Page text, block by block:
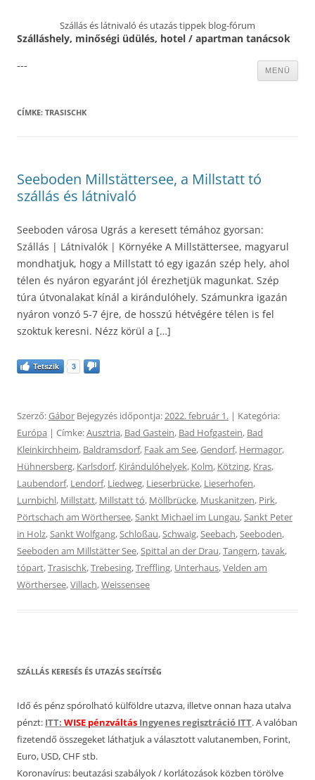
Szállás és látnivaló és utazás tippek blog-fórum
Szálláshely, minőségi üdülés, hotel / apartman tanácsok
MENÜ
---
CÍMKE: TRASISCHK
Seeboden Millstättersee, a Millstatt tó
szállás és látnivaló
Seeboden városa Ugrás a keresett témához gyorsan:
Szállás | Látnivalók | Környéke A Millstättersee, magyarul
mondhatjuk, hogy a Millstatt tó egy igazán szép hely, ahol
télen és nyáron egyaránt jól érezhetjük magunkat. Szép
túra útvonalakat kínál a kirándulóhely. Számunkra igazán
nyáron vonzó 5-7 éjre, de hosszú hétvégére télen is fel
szoktuk keresni. Nézz körül a […]
Tetszik 3
Szerző:Gábor Bejegyzés időpontja:2022. február 1. | Kategória:
Európa | Címke:Ausztria, Bad Gastein, Bad Hofgastein, Bad
Kleinkirchheim, Baldramsdorf, Faak am See,Gendorf, Hermagor,
Hühnersberg, Karlsdorf, Kirándulóhelyek, Kolm, Kötzing, Kras,
Laubendorf, Lendorf, Liedweg, Lieserbrücke, Lieserhofen,
Lurnbichl, Millstatt, Millstatt tó, Möllbrücke, Muskanitzen, Pirk,
Pörtschach am Wörthersee,Sankt Michael im Lungau,Sankt Peter
in Holz,Sankt Wolfgang,Schloßau,Schwaig,Seebach,Seeboden,
Seeboden am Millstätter See,Spittal an der Drau,Tangern,tavak,
tópart,Trasischk,Trebesing,Treffling, Unterhaus,Velden am
Wörthersee,Villach,Weissensee
SZÁLLÁS KERESÉS ÉS UTAZÁS SEGÍTSÉG
Idő és pénz spórolható külföldre utazva, illetve onnan haza utalva
pénzt: ITT: WISE pénzváltás Ingyenes regisztráció ITT. A valóban
fizetendő összegeket láthatjuk a választott valutanemben, Forint,
Euro, USD, CHF stb.
Koronavírus: beutazási szabályok / korlátozások közben törölve